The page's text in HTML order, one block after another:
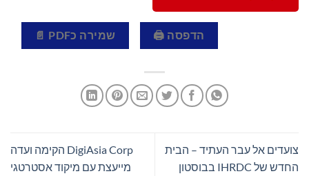
הדפסה 🖨 שמירה כPDF 📄
צועדים אל עבר העתיד – הבית
החדש של IHRDC בבוסטון
DigiAsia Corp הקימה ועדה
מייעצת עם מיקוד אסטרטגי